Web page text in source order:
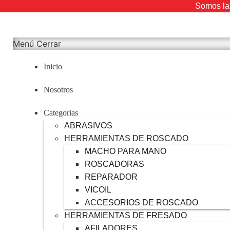
Somos
Menú Cerrar
Inicio
Nosotros
Categorias
ABRASIVOS
HERRAMIENTAS DE ROSCADO
MACHO PARA MANO
ROSCADORAS
REPARADOR
VICOIL
ACCESORIOS DE ROSCADO
HERRAMIENTAS DE FRESADO
AFILADORES